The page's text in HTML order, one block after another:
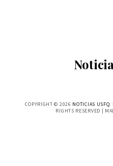
COPYRIGHT © 2026 NOTICIAS USFQ.
RIGHTS RESERVED |